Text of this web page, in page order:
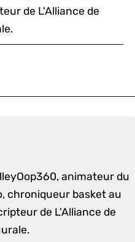
de L'Alliance de
animateur du
chroniqueur basket au
de L'Alliance de